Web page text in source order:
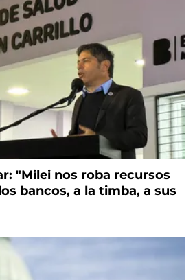
"Milei nos roba recursos
bancos, a la timba, a sus